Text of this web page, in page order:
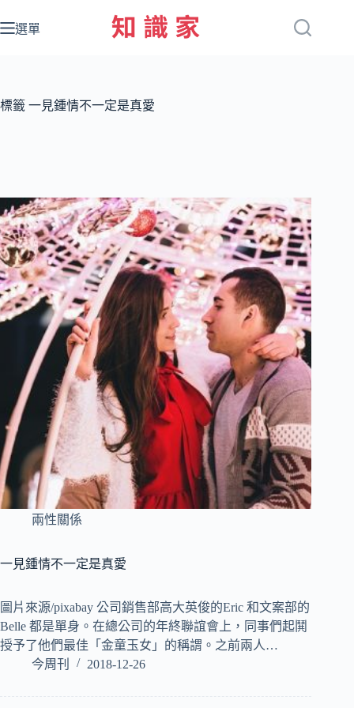
至
容
選單
標籤 一見鍾情不一定是真愛
兩性關係
一見鍾情不一定是真愛
圖片來源/pixabay 公司銷售部高大英俊的Eric 和文案部的
Belle 都是單身。在總公司的年終聯誼會上，同事們起鬨
授予了他們最佳「金童玉女」的稱謂。之前兩人…
今周刊
2018-12-26